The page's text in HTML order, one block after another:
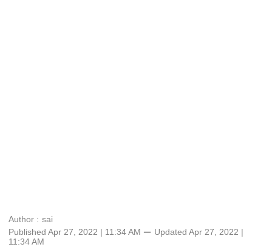
Author : sai
Published Apr 27, 2022 | 11:34 AM ⚊ Updated Apr 27, 2022 |
11:34 AM